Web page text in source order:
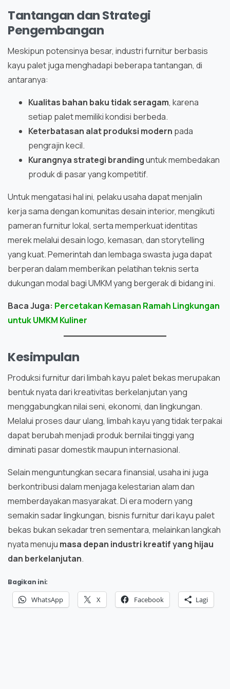
Tantangan dan Strategi
Pengembangan
Meskipun potensinya besar, industri furnitur berbasis
kayu palet juga menghadapi beberapa tantangan, di
antaranya:
Kualitas bahan baku tidak seragam, karena
setiap palet memiliki kondisi berbeda.
Keterbatasan alat produksi modern pada
pengrajin kecil.
Kurangnya strategi brandinguntuk membedakan
produk di pasar yang kompetitif.
Untuk mengatasi hal ini, pelaku usaha dapat menjalin
kerja sama dengan komunitas desain interior, mengikuti
pameran furnitur lokal, serta memperkuat identitas
merek melalui desain logo, kemasan, dan storytelling
yang kuat. Pemerintah dan lembaga swasta juga dapat
berperan dalam memberikan pelatihan teknis serta
dukungan modal bagi UMKM yang bergerak di bidang ini.
Baca Juga: Percetakan Kemasan Ramah Lingkungan
untuk UMKM Kuliner
Kesimpulan
Produksi furnitur dari limbah kayu palet bekas merupakan
bentuk nyata dari kreativitas berkelanjutan yang
menggabungkan nilai seni, ekonomi, dan lingkungan.
Melalui proses daur ulang, limbah kayu yang tidak terpakai
dapat berubah menjadi produk bernilai tinggi yang
diminati pasar domestik maupun internasional.
Selain menguntungkan secara finansial, usaha ini juga
berkontribusi dalam menjaga kelestarian alam dan
memberdayakan masyarakat. Di era modern yang
semakin sadar lingkungan, bisnis furnitur dari kayu palet
bekas bukan sekadar tren sementara, melainkan langkah
nyata menuju masa depan industri kreatif yang hijau
dan berkelanjutan.
Bagikan ini:
WhatsApp X Facebook Lagi